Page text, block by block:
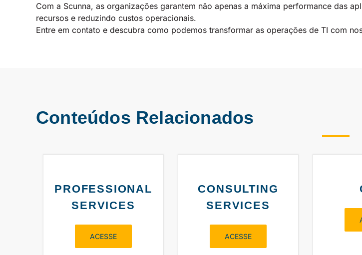
Com a Scunna, as organizações garantem não apenas a máxima performance das
recursos e reduzindo custos operacionais.
Entre em contato e descubra como podemos transformar as operações de TI com
Conteúdos Relacionados
PROFESSIONAL
SERVICES
ACESSE
CONSULTING
SERVICES
ACESSE